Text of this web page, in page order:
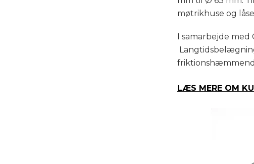
møtrikhuse og
I samarbejde med
LÆS MERE OM